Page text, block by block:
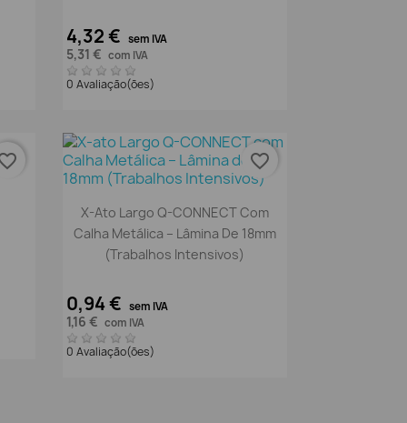
4,32 € sem IVA
5,31 € com IVA
0 Avaliação(ões)
Vista rápida
X-Ato Largo Q-CONNECT Com
Calha Metálica – Lâmina De 18mm
(Trabalhos Intensivos)
0,94 € sem IVA
1,16 € com IVA
0 Avaliação(ões)
favorite_border